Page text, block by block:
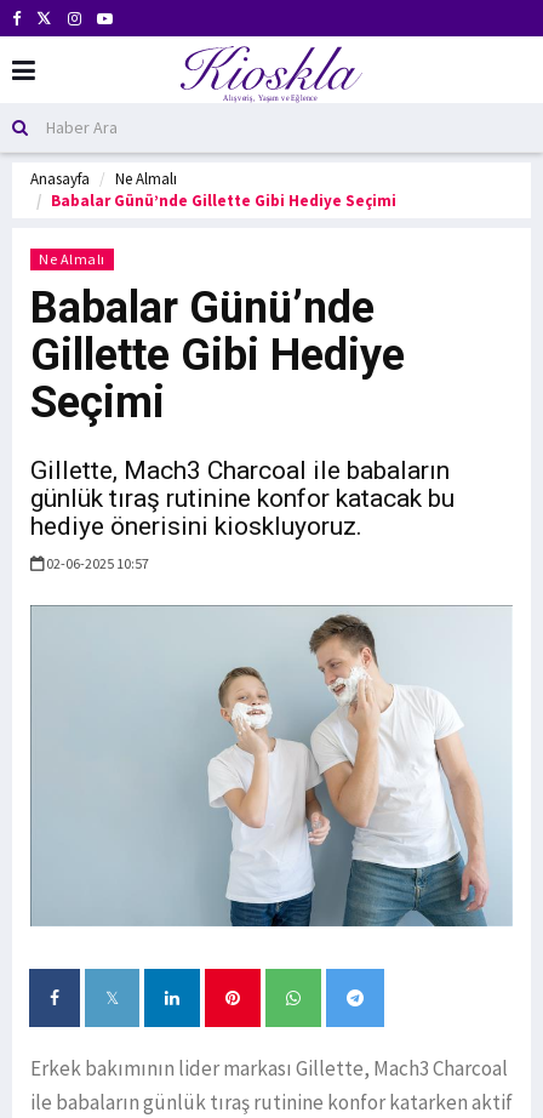
Anasayfa
Ne Almalı
Babalar Günü’nde Gillette Gibi Hediye Seçimi
Ne Almalı
Babalar Günü’nde
Gillette Gibi Hediye
Seçimi
Gillette, Mach3 Charcoal ile babaların
günlük tıraş rutinine konfor katacak bu
hediye önerisini kioskluyoruz.
02-06-2025 10:57
Erkek bakımının lider markası Gillette, Mach3 Charcoal
ile babaların günlük tıraş rutinine konfor katarken aktif